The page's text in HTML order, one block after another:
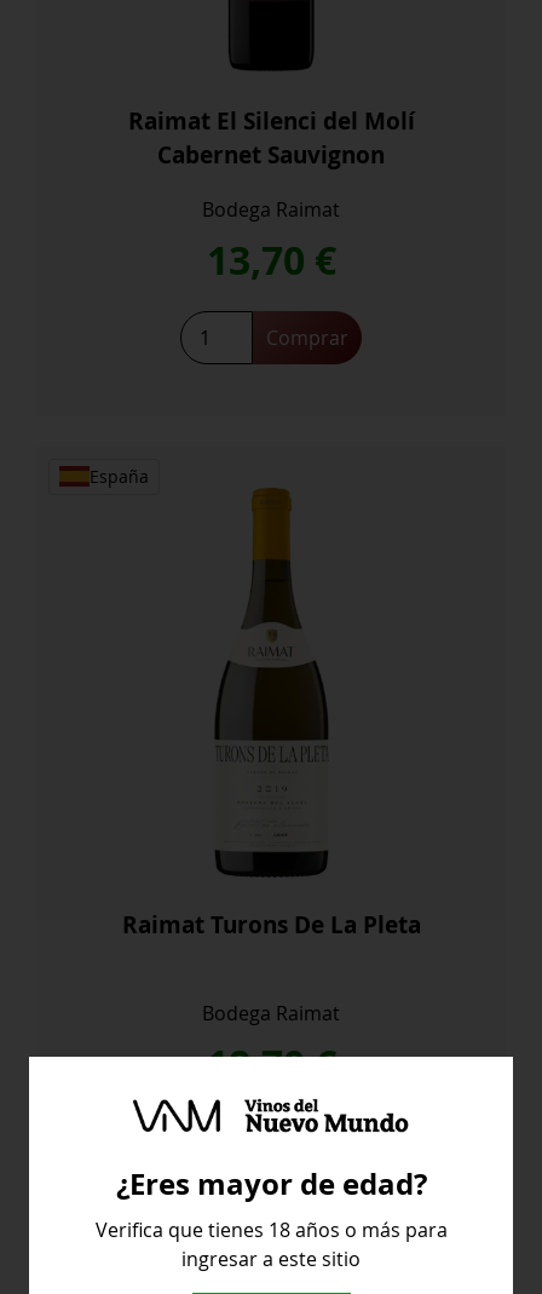
Raimat El Silenci del Molí
Cabernet Sauvignon
Bodega Raimat
13,70 €
Comprar
España
Raimat Turons De La Pleta
Bodega Raimat
18,70€
Raimat
De
Pleta
cantidad
Comprar
¿Eres mayor de edad?
Verifica que tienes 18 años o más para
ingresar a este sitio